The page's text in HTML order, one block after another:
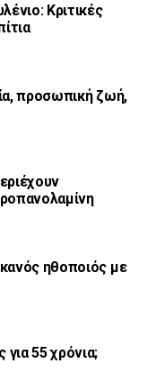
Κριτικές
προσωπική ζωή,
ηθοποιός με
55 χρόνια;